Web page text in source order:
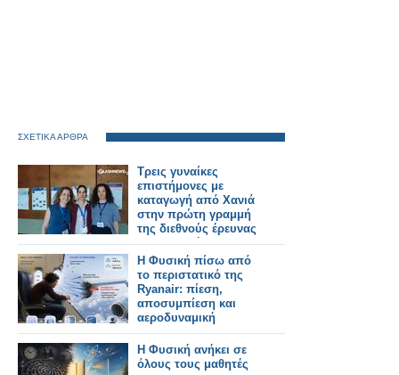
ΣΧΕΤΙΚΑ ΑΡΘΡΑ
Τρεις γυναίκες
επιστήμονες με
καταγωγή από Χανιά
στην πρώτη γραμμή
της διεθνούς έρευνας
στη φυσική
Η Φυσική πίσω από
το περιστατικό της
Ryanair: πίεση,
αποσυμπίεση και
αεροδυναμική
Η Φυσική ανήκει σε
όλους τους μαθητές